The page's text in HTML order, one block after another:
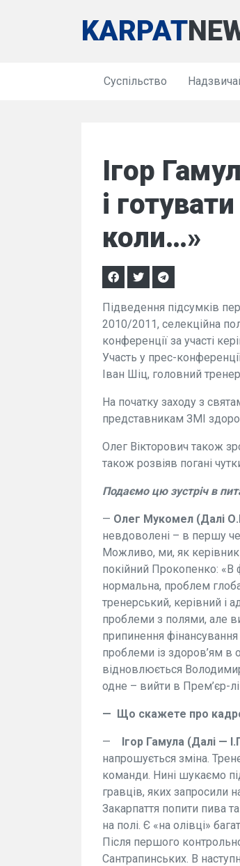
KARPAT
Суспільство
Ігор
і
коли…»
Підведення підсумків
2010/2011, селекційна
конференції за участі
Участь у прес-
Іван Шіц, головний
На початку заходу з
представникам ЗМІ
Олег Вікторович також
також розвіяв погані
Подаємо цю зустріч в
— Олег Мукомел (Далі
невдоволені – в першу
Можливо, ми, як
покійний Прокопенко: «В
нормальна, проблем
тренерський, керівний і
проблеми з полями, але
припинення фінансування
проблеми із здоров’ям в
відновлюється
одне – вийти в Прем’єр-
— Що скажете про
— Ігор Гамула (Далі —
напрошується зміна.
команди. Нині шукаємо
гравців, яких запросили
Закарпаття попити пива
на полі. Є «на олівці»
Після першого
Сантрапинських. В